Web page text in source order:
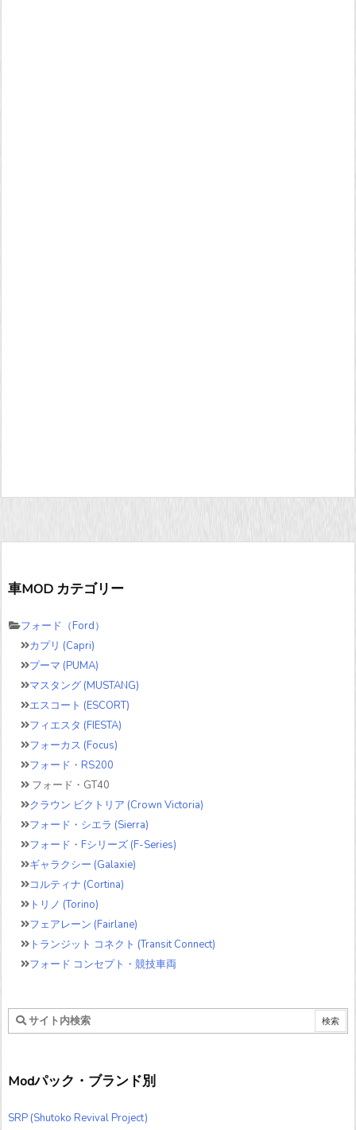
車MOD カテゴリー
フォード（Ford）
カプリ (Capri)
プーマ (PUMA)
マスタング (MUSTANG)
エスコート (ESCORT)
フィエスタ (FIESTA)
フォーカス (Focus)
フォード・RS200
フォード・GT40
クラウン ビクトリア (Crown Victoria)
フォード・シエラ (Sierra)
フォード・Fシリーズ (F-Series)
ギャラクシー (Galaxie)
コルティナ (Cortina)
トリノ (Torino)
フェアレーン (Fairlane)
トランジット コネクト (Transit Connect)
フォード コンセプト・競技車両
Modパック・ブランド別
SRP (Shutoko Revival Project)